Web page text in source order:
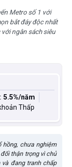
Metro số 1 với
bắt đáy độc nhất
ngân sách siêu
5.5%/năm
Thấp
hồng, chưa nghiệm
thận trọng vì chủ
đang tranh chấp